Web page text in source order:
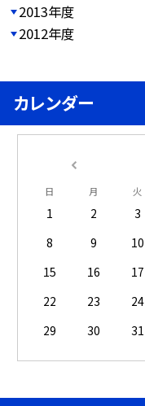
2013年度
2012年度
カレンダー
日 月 火
1 2 3
8
9 10
15
16 17
22
23 24
29
30 31